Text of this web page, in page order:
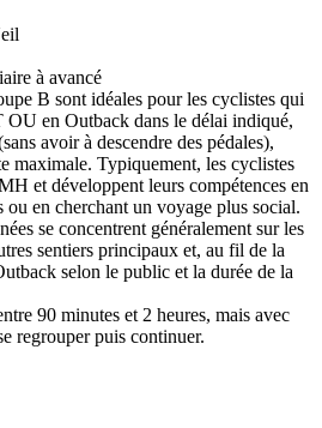
à avancé
B sont idéales pour les cyclistes qui
en Outback dans le délai indiqué,
avoir à descendre des pédales),
maximale. Typiquement, les cyclistes
et développent leurs compétences en
ou en cherchant un voyage plus social.
se concentrent généralement sur les
sentiers principaux et, au fil de la
selon le public et la durée de la
90 minutes et 2 heures, mais avec
regrouper puis continuer.